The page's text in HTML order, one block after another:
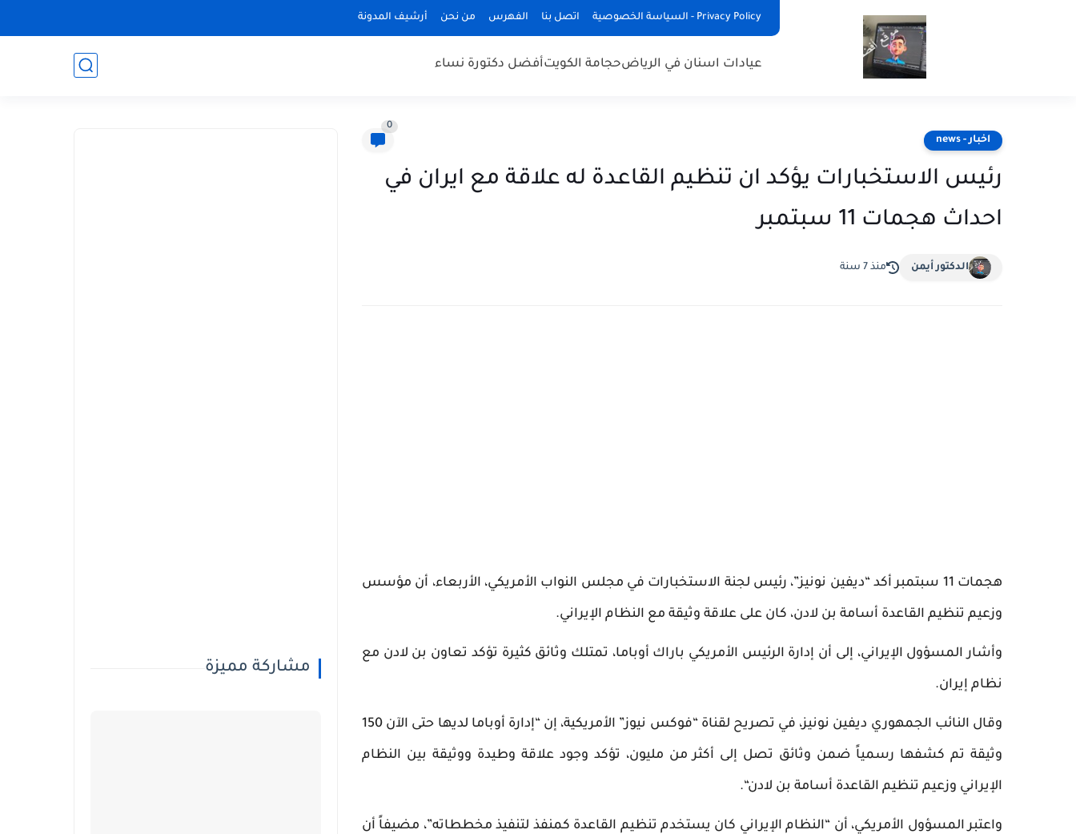
Privacy Policy - السياسة الخصوصية اتصل بنا الفهرس من نحن أرشيف المدونة
عيادات اسنان في الرياضحجامة الكويتأفضل دكتورة نساء
اخبار - news
0
رئيس الاستخبارات يؤكد ان تنظيم القاعدة له علاقة مع ايران في
احداث هجمات 11 سبتمبر
الدكتور أيمن منذ 7 سنة
هجمات 11 سبتمبر أكد “ديفين نونيز”، رئيس لجنة الاستخبارات في مجلس النواب الأمريكي، الأربعاء، أن مؤسس
وزعيم تنظيم القاعدة أسامة بن لادن، كان على علاقة وثيقة مع النظام الإيراني.
وأشار المسؤول الإيراني، إلى أن إدارة الرئيس الأمريكي باراك أوباما، تمتلك وثائق كثيرة تؤكد تعاون بن لادن مع
نظام إيران.
وقال النائب الجمهوري ديفين نونيز، في تصريح لقناة “فوكس نيوز” الأمريكية، إن “إدارة أوباما لديها حتى الآن 150
وثيقة تم كشفها رسمياً ضمن وثائق تصل إلى أكثر من مليون، تؤكد وجود علاقة وطيدة ووثيقة بين النظام
الإيراني وزعيم تنظيم القاعدة أسامة بن لادن“.
واعتبر المسؤول الأمريكي، أن “النظام الإيراني كان يستخدم تنظيم القاعدة كمنفذ لتنفيذ مخططاته”، مضيفاً أن
مشاركة مميزة